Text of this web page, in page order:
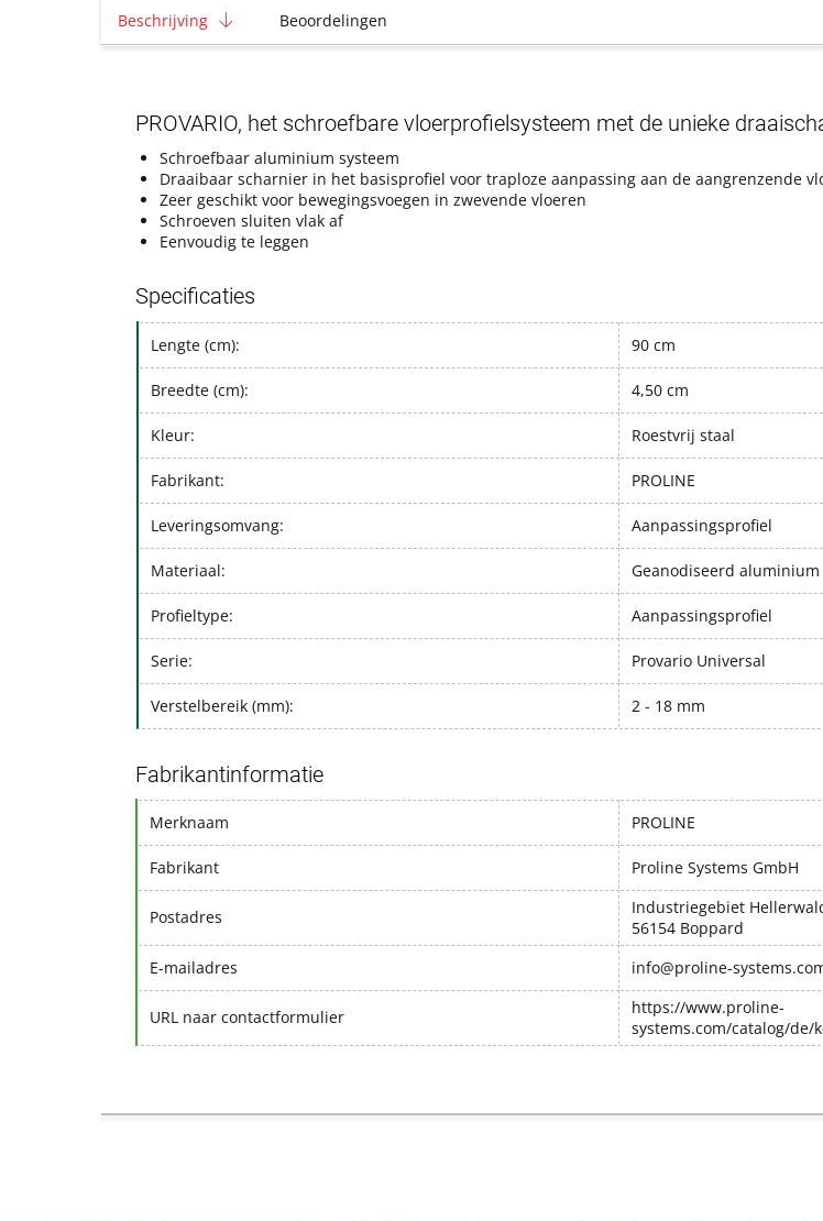
Beschrijving Beoordelingen
PROVARIO, het schroefbare vloerprofielsysteem met de unieke
Schroefbaar aluminium systeem
Draaibaar scharnier in het basisprofiel voor traploze aanpassing aan de aangrenzende
Zeer geschikt voor bewegingsvoegen in zwevende vloeren
Schroeven sluiten vlak af
Eenvoudig te leggen
Specificaties
Lengte (cm): 90 cm
Breedte (cm): 4,50 cm
Kleur: Roestvrij staal
Fabrikant: PROLINE
Leveringsomvang: Aanpassingsprofiel
Materiaal: Geanodiseerd aluminium
Profieltype: Aanpassingsprofiel
Serie: Provario Universal
Verstelbereik (mm): 2 - 18 mm
Fabrikantinformatie
Merknaam PROLINE
Fabrikant Proline Systems GmbH
Postadres
Industriegebiet
56154 Boppard
E-mailadres
info@proline-
URL naar contactformulier
https://www.proline-
systems.com/catalog/